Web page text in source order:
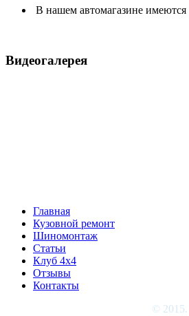
В нашем автомагазине имеются
Видеогалерея
Главная
Кузовной ремонт
Шиномонтаж
Статьи
Клуб 4x4
Отзывы
Контакты
©